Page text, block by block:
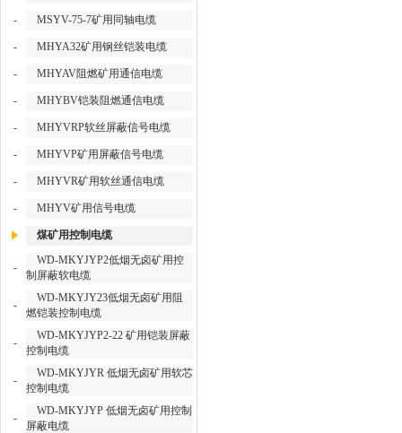
- MSYV-75-7矿用同轴电缆
- MHYA32矿用钢丝铠装电缆
- MHYAV阻燃矿用通信电缆
- MHYBV铠装阻燃通信电缆
- MHYVRP软丝屏蔽信号电缆
- MHYVP矿用屏蔽信号电缆
- MHYVR矿用软丝通信电缆
- MHYV矿用信号电缆
煤矿用控制电缆
-
WD-MKYJYP2低烟无卤矿用控
制屏蔽软电缆
-
WD-MKYJY23低烟无卤矿用阻
燃铠装控制电缆
-
WD-MKYJYP2-22 矿用铠装屏蔽
控制电缆
-
WD-MKYJYR 低烟无卤矿用软芯
控制电缆
-
WD-MKYJYP 低烟无卤矿用控制
屏蔽电缆